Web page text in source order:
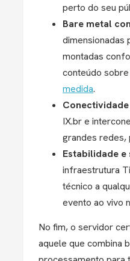
perto do seu
Bare metal
dimensionadas
montadas
conteúdo sobre
medida.
IX.br e
grandes redes,
Estabilidade
infraestrutura
técnico a
evento ao vivo
No fim, o servidor
aquele que combina